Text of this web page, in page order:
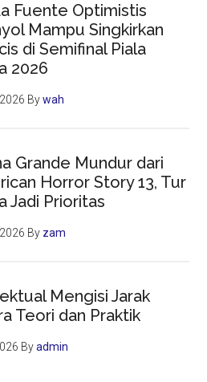
Fuente Optimistis
Mampu Singkirkan
di Semifinal Piala
2026
Bywah
Grande Mundur dari
Horror Story 13, Tur
Jadi Prioritas
By zam
Mengisi Jarak
Teori dan Praktik
Byadmin